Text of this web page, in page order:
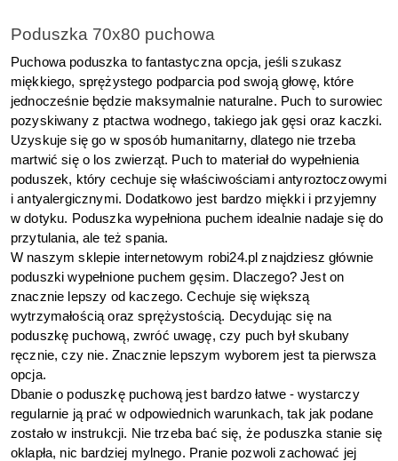
Poduszka 70x80 puchowa
Puchowa poduszka to fantastyczna opcja, jeśli szukasz
miękkiego, sprężystego podparcia pod swoją głowę, które
jednocześnie będzie maksymalnie naturalne. Puch to surowiec
pozyskiwany z ptactwa wodnego, takiego jak gęsi oraz kaczki.
Uzyskuje się go w sposób humanitarny, dlatego nie trzeba
martwić się o los zwierząt. Puch to materiał do wypełnienia
poduszek, który cechuje się właściwościami antyroztoczowymi
i antyalergicznymi. Dodatkowo jest bardzo miękki i przyjemny
w dotyku. Poduszka wypełniona puchem idealnie nadaje się do
przytulania, ale też spania.
W naszym sklepie internetowym robi24.pl znajdziesz głównie
poduszki wypełnione puchem gęsim. Dlaczego? Jest on
znacznie lepszy od kaczego. Cechuje się większą
wytrzymałością oraz sprężystością. Decydując się na
poduszkę puchową, zwróć uwagę, czy puch był skubany
ręcznie, czy nie. Znacznie lepszym wyborem jest ta pierwsza
opcja.
Dbanie o poduszkę puchową jest bardzo łatwe - wystarczy
regularnie ją prać w odpowiednich warunkach, tak jak podane
zostało w instrukcji. Nie trzeba bać się, że poduszka stanie się
oklapła, nic bardziej mylnego. Pranie pozwoli zachować jej